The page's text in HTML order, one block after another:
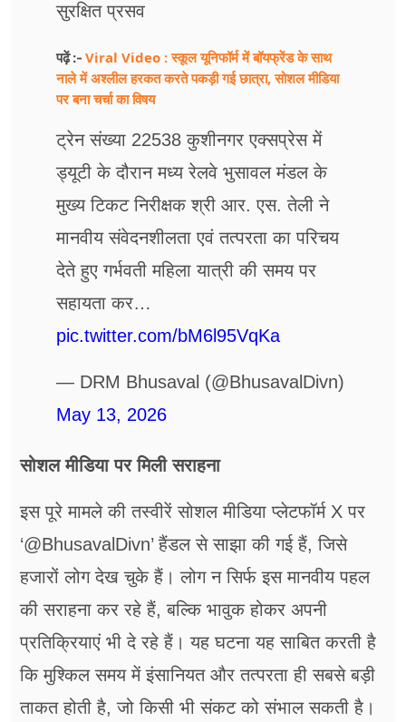
सुरक्षित प्रसव
पढ़ें :- Viral Video : स्कूल यूनिफॉर्म में बॉयफ्रेंड के साथ
नाले में अश्लील हरकत करते पकड़ी गई छात्रा, सोशल मीडिया
पर बना चर्चा का विषय
ट्रेन संख्या 22538 कुशीनगर एक्सप्रेस में
ड्यूटी के दौरान मध्य रेलवे भुसावल मंडल के
मुख्य टिकट निरीक्षक श्री आर. एस. तेली ने
मानवीय संवेदनशीलता एवं तत्परता का परिचय
देते हुए गर्भवती महिला यात्री की समय पर
सहायता कर…
pic.twitter.com/bM6l95VqKa
— DRM Bhusaval (@BhusavalDivn)
May 13, 2026
सोशल मीडिया पर मिली सराहना
इस पूरे मामले की तस्वीरें सोशल मीडिया प्लेटफॉर्म X पर
‘@BhusavalDivn’ हैंडल से साझा की गई हैं, जिसे
हजारों लोग देख चुके हैं। लोग न सिर्फ इस मानवीय पहल
की सराहना कर रहे हैं, बल्कि भावुक होकर अपनी
प्रतिक्रियाएं भी दे रहे हैं। यह घटना यह साबित करती है
कि मुश्किल समय में इंसानियत और तत्परता ही सबसे बड़ी
ताकत होती है, जो किसी भी संकट को संभाल सकती है।